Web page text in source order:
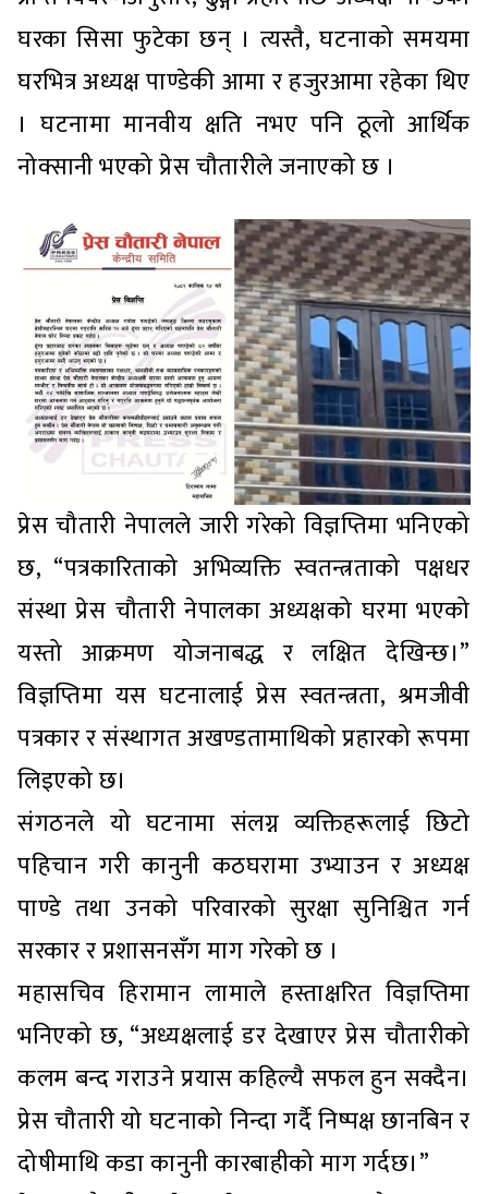
घरका सिसा फुटेका छन् । त्यस्तै, घटनाको समयमा
घरभित्र अध्यक्ष पाण्डेकी आमा र हजुरआमा रहेका थिए
। घटनामा मानवीय क्षति नभए पनि ठूलो आर्थिक
नोक्सानी भएको प्रेस चौतारीले जनाएको छ ।
प्रेस चौतारी नेपालले जारी गरेको विज्ञप्तिमा भनिएको
छ, “पत्रकारिताको अभिव्यक्ति स्वतन्त्रताको पक्षधर
संस्था प्रेस चौतारी नेपालका अध्यक्षको घरमा भएको
यस्तो आक्रमण योजनाबद्ध र लक्षित देखिन्छ।”
विज्ञप्तिमा यस घटनालाई प्रेस स्वतन्त्रता, श्रमजीवी
पत्रकार र संस्थागत अखण्डतामाथिको प्रहारको रूपमा
लिइएको छ।
संगठनले यो घटनामा संलग्न व्यक्तिहरूलाई छिटो
पहिचान गरी कानुनी कठघरामा उभ्याउन र अध्यक्ष
पाण्डे तथा उनको परिवारको सुरक्षा सुनिश्चित गर्न
सरकार र प्रशासनसँग माग गरेको छ ।
महासचिव हिरामान लामाले हस्ताक्षरित विज्ञप्तिमा
भनिएको छ, “अध्यक्षलाई डर देखाएर प्रेस चौतारीको
कलम बन्द गराउने प्रयास कहिल्यै सफल हुन सक्दैन।
प्रेस चौतारी यो घटनाको निन्दा गर्दै निष्पक्ष छानबिन र
दोषीमाथि कडा कानुनी कारबाहीको माग गर्दछ।”